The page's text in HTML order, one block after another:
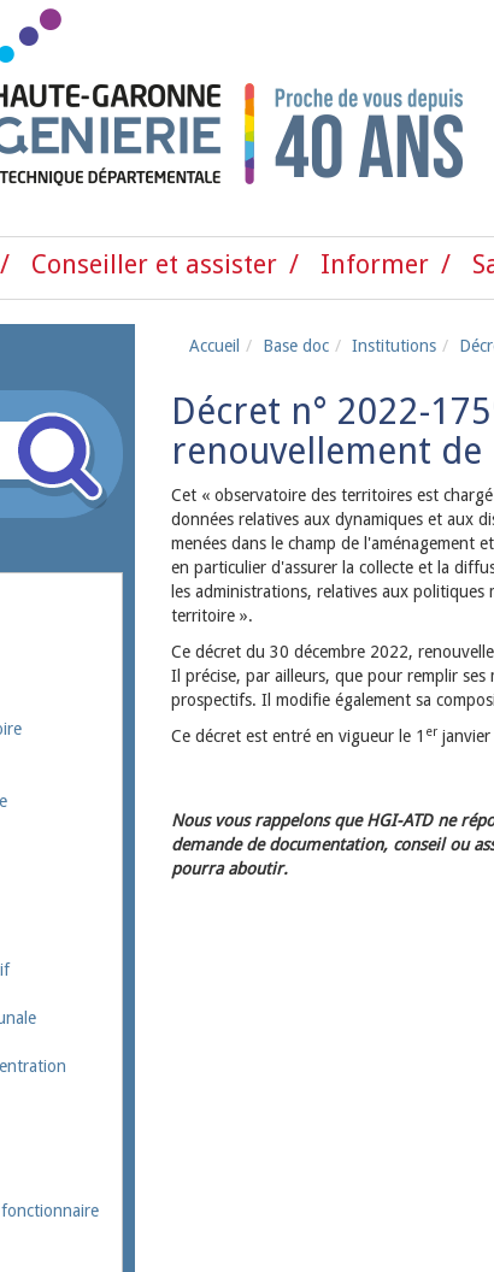
Conseiller et assister Informer
Accueil Base doc Institutions
Décret n° 2022-
renouvellement
Cet « observatoire des territoires est
données relatives aux dynamiques et aux
menées dans le champ de l'aménagement
en particulier d'assurer la collecte et la
les administrations, relatives aux politiques
territoire ».
Ce décret du 30 décembre 2022,
Il précise, par ailleurs, que pour remplir
prospectifs. Il modifie également sa
Ce décret est entré en vigueur le 1 er
Nous vous rappelons que HGI-ATD ne
demande de documentation, conseil ou
pourra aboutir.